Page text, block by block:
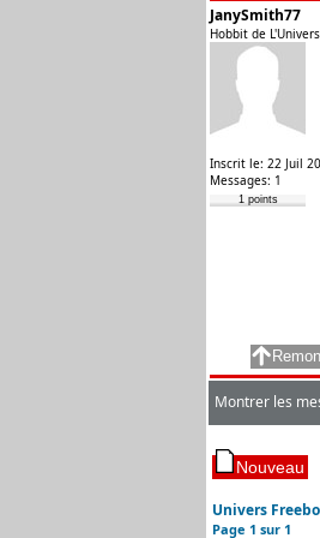
JanySmith77
Hobbit de L'Univers
Inscrit le: 22 Juil
Messages: 1
1 points
Montrer les
Univers
Page 1 sur 1